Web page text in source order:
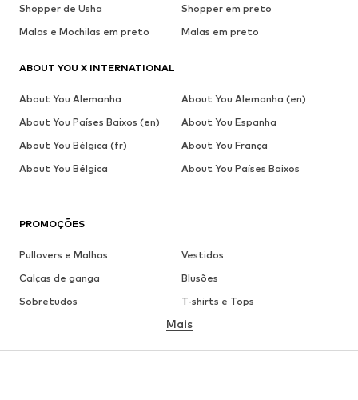
PROMOÇÕES
Pullovers e Malhas
Vestidos
Calças de ganga
Blusões
Sobretudos
T-shirts e Tops
Roupa interior
Mais
Shopper de Usha
Shopper em preto
Malas e Mochilas em preto
Malas em preto
ABOUT YOU X INTERNATIONAL
About You Alemanha
About You Alemanha (en)
About You Países Baixos (en)
About You Espanha
About You Bélgica (fr)
About You França
About You Bélgica
About You Países Baixos